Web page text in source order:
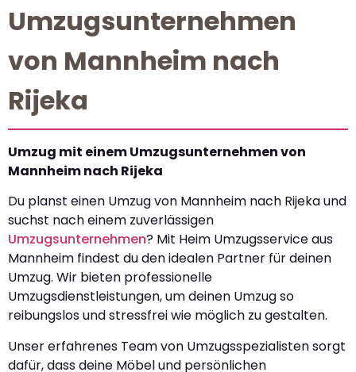
Umzugsunternehmen
von Mannheim nach
Rijeka
Umzug mit einem Umzugsunternehmen von
Mannheim nach Rijeka
Du planst einen Umzug von Mannheim nach Rijeka und
suchst nach einem zuverlässigen
Umzugsunternehmen? Mit Heim Umzugsservice aus
Mannheim findest du den idealen Partner für deinen
Umzug. Wir bieten professionelle
Umzugsdienstleistungen, um deinen Umzug so
reibungslos und stressfrei wie möglich zu gestalten.
Unser erfahrenes Team von Umzugsspezialisten sorgt
dafür, dass deine Möbel und persönlichen